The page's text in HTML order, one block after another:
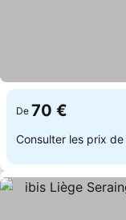
De 70 €
Consulter les prix de